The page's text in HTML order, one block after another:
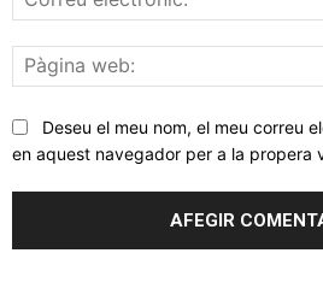
Deseu el meu nom, el meu correu
en aquest navegador per a la propera